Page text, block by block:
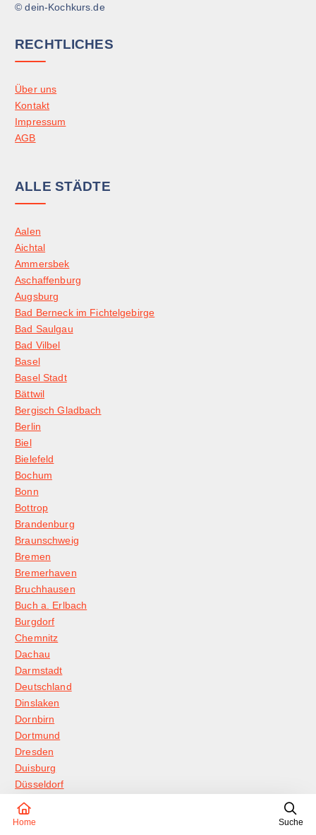
© dein-Kochkurs.de
RECHTLICHES
Über uns
Kontakt
Impressum
AGB
ALLE STÄDTE
Aalen
Aichtal
Ammersbek
Aschaffenburg
Augsburg
Bad Berneck im Fichtelgebirge
Bad Saulgau
Bad Vilbel
Basel
Basel Stadt
Bättwil
Bergisch Gladbach
Berlin
Biel
Bielefeld
Bochum
Bonn
Bottrop
Brandenburg
Braunschweig
Bremen
Bremerhaven
Bruchhausen
Buch a. Erlbach
Burgdorf
Chemnitz
Dachau
Darmstadt
Deutschland
Dinslaken
Dornbirn
Dortmund
Dresden
Duisburg
Düsseldorf
Ebenthal
Erfurt
Home Suche